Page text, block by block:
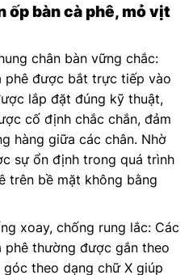
ốp bàn cà phê, mỏ vịt
chân bàn vững chắc:
phê được bắt trực tiếp vào
lắp đặt đúng kỹ thuật,
cố định chắc chắn, đảm
hàng giữa các chân. Nhờ
sự ổn định trong quá trình
trên bề mặt không bằng
xoay, chống rung lắc: Các
thường được gắn theo
theo dạng chữ X giúp